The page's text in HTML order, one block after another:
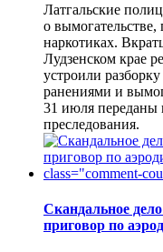
Латгальские
о
наркотиках.
Лудзенском крае
устроили
ранениями и
31 июля переданы
преследования.
Скандальное
приговор по